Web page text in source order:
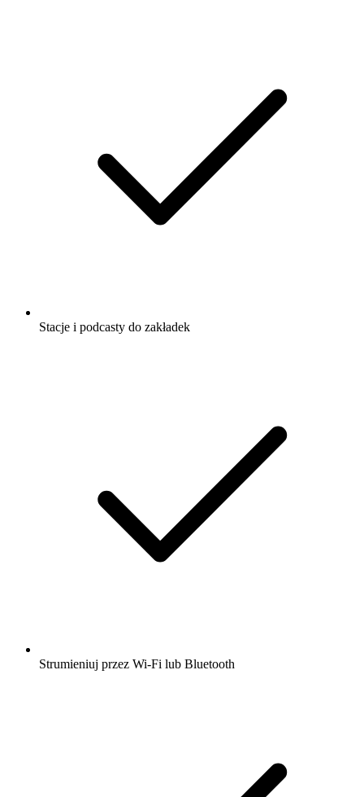
Stacje i podcasty do zakładek
Strumieniuj przez Wi-Fi lub Bluetooth